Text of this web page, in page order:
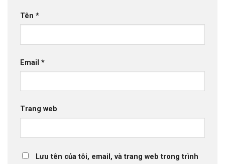
Tên *
Email *
Trang web
Lưu tên của tôi, email, và trang web trong trình